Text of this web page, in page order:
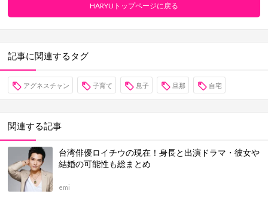
HARYUトップページに戻る
記事に関連するタグ
アグネスチャン 子育て 息子 旦那 自宅
関連する記事
台湾俳優ロイチウの現在！身長と出演ドラマ・彼女や
結婚の可能性も総まとめ
emi